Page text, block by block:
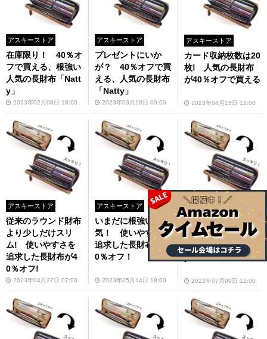
アスキーストア
在庫限り！ 40％オ
フで買える、根強い
人気の長財布「Natt
y」
2023年02月08日 18:00
アスキーストア
プレゼントにいか
が？ 40％オフで買
える、人気の長財布
「Natty」
2023年03月18日 09:00
アスキーストア
カード収納枚数は20
枚! 人気の長財布
が40％オフで買える
2023年04月15日 12:00
アスキーストア
従来のラウンド財布
より少しだけスリ
ム! 使いやすさを
追求した長財布が4
0％オフ!
2023年04月27日 07:00
アスキーストア
いまだに根強い人
気！ 使いやすさを
追求した長財布が4
0％オフ！
2023年05月14日 18:00
アスキーストア
長財布派にオススメ
したい、使いやすさ
を追求した「Natt
y」が40％オフ！
2023年07月09日 12:00